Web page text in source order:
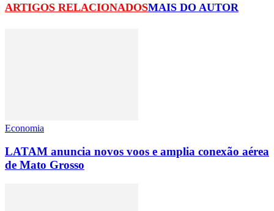
ARTIGOS RELACIONADOSMAIS DO AUTOR
Economia
LATAM anuncia novos voos e amplia conexão aérea
de Mato Grosso